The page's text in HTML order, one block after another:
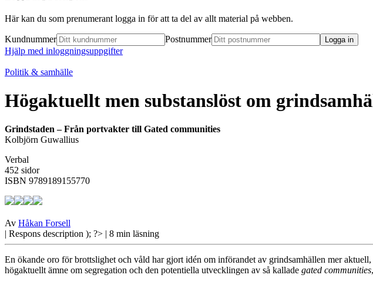
Här kan du som prenumerant logga in för att ta del av allt material på webben.
Kundnummer
Postnummer
Hjälp med inloggningsuppgifter
Politik & samhälle
Högaktuellt men substanslöst om
Grindstaden – Från portvakter till Gated communities
Kolbjörn Guwallius
Verbal
452 sidor
ISBN 9789189155770
Av Håkan Forsell
| Respons description ); ?> | 8 min läsning
En ökande oro för brottslighet och våld har gjort idén om införandet av grindsamhällen mer
högaktuellt ämne om segregation och den potentiella utvecklingen av så kallade gated communities